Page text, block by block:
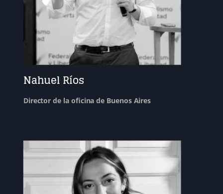
Nahuel Ríos
Director de la oficina de Buenos Aires